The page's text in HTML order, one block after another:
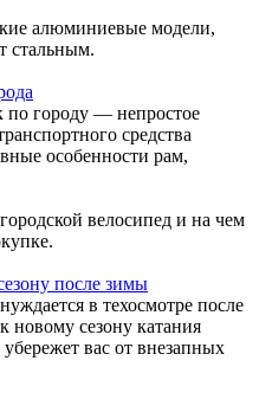
алюминиевые модели,
стальным.
по городу — непростое
средства
особенности рам,
велосипед и на чем
после зимы
в техосмотре после
новому сезону катания
вас от внезапных